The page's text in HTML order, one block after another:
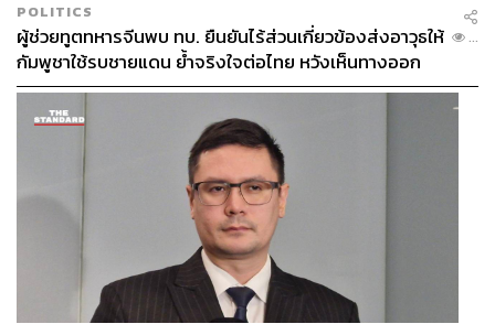
POLITICS
ผู้ช่วยทูตทหารจีนพบ ทบ. ยืนยันไร้ส่วนเกี่ยวข้องส่งอาวุธให้
กัมพูชาใช้รบชายแดน ย้ำจริงใจต่อไทย หวังเห็นทางออก
สันติวิธี
...